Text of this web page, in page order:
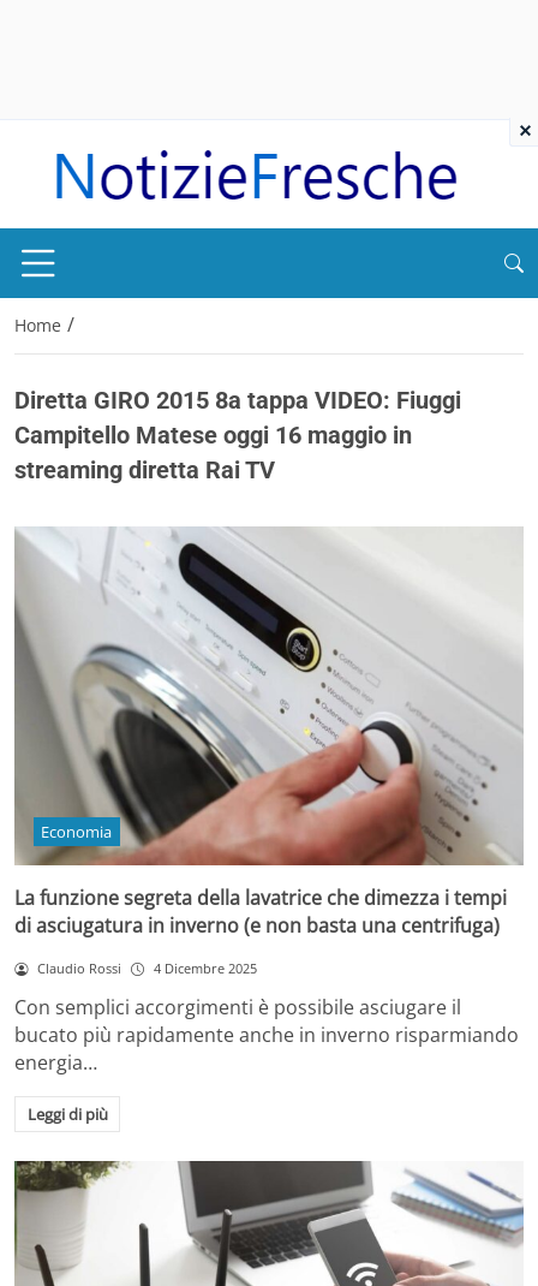
Home /
Diretta GIRO 2015 8a tappa VIDEO: Fiuggi
Campitello Matese oggi 16 maggio in
streaming diretta Rai TV
Economia
La funzione segreta della lavatrice che dimezza i tempi
di asciugatura in inverno (e non basta una centrifuga)
Claudio Rossi 4 Dicembre 2025
Con semplici accorgimenti è possibile asciugare il
bucato più rapidamente anche in inverno risparmiando
energia…
Leggi di più
×